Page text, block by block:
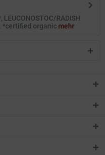
LEUCONOSTOC/RADISH
*certified organic mehr